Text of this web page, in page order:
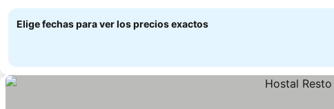
Elige fechas para ver los precios exactos